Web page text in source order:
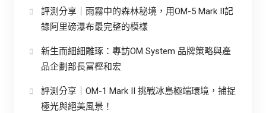
評測分享｜雨霧中的森林秘境，用OM-5 Mark II記
錄阿里磅瀑布最完整的模樣
新生而細細雕琢：專訪OM System 品牌策略與產
品企劃部長冨樫和宏
評測分享｜OM-1 Mark II 挑戰冰島極端環境，捕捉
極光與絕美風景！